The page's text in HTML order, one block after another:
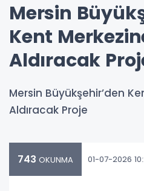
Mersin
Kent
Aldıracak
Mersin Büyükşehir’den
Aldıracak Proje
743 OKUNMA 01-07-2026